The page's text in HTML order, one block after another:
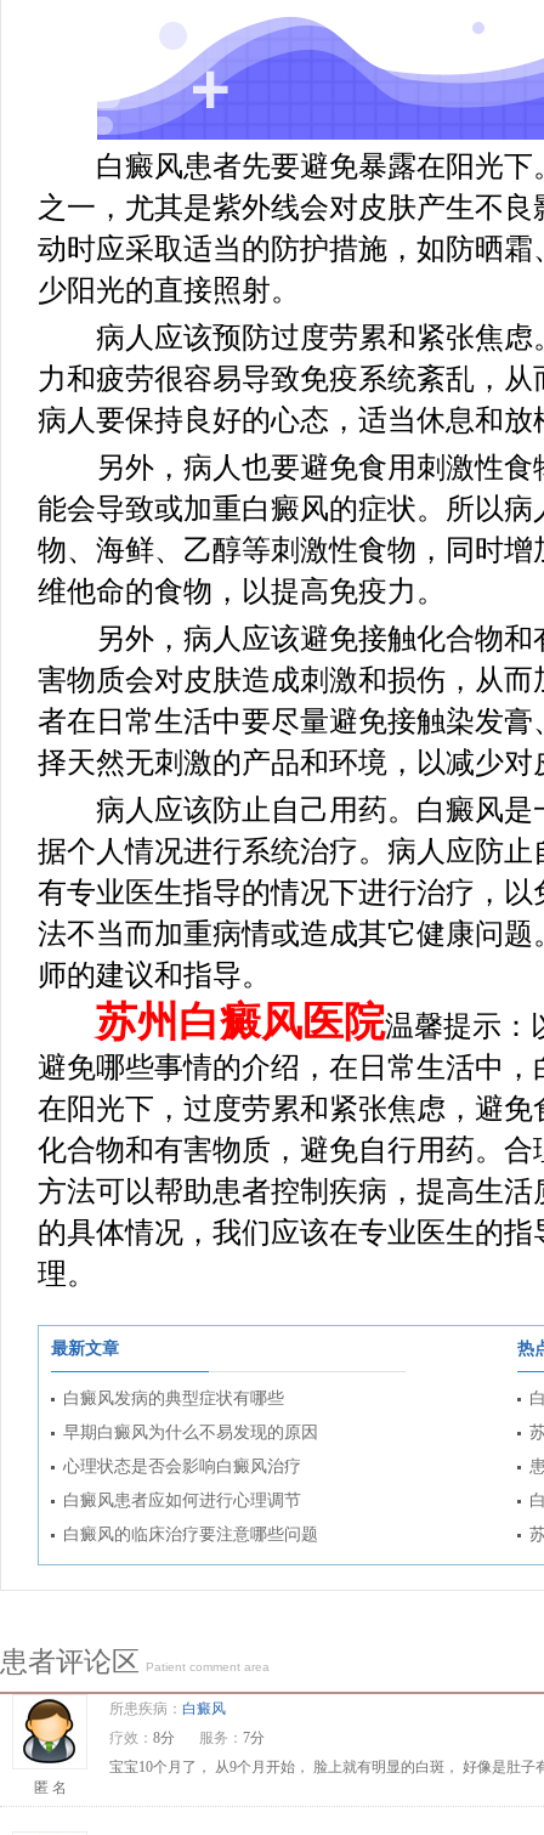
白癜风患者先要避免暴露在阳光下
之一，尤其是紫外线会对皮肤产生不
动时应采取适当的防护措施，如防晒
少阳光的直接照射。
病人应该预防过度劳累和紧张焦虑
力和疲劳很容易导致免疫系统紊乱，
病人要保持良好的心态，适当休息和
另外，病人也要避免食用刺激性食
能会导致或加重白癜风的症状。所以
物、海鲜、乙醇等刺激性食物，同时
维他命的食物，以提高免疫力。
另外，病人应该避免接触化合物和
害物质会对皮肤造成刺激和损伤，从
者在日常生活中要尽量避免接触染发
择天然无刺激的产品和环境，以减少对
病人应该防止自己用药。白癜风是
据个人情况进行系统治疗。病人应防
有专业医生指导的情况下进行治疗，
法不当而加重病情或造成其它健康问
师的建议和指导。
苏州白癜风医院温馨提示：
避免哪些事情的介绍，在日常生活中
在阳光下，过度劳累和紧张焦虑，避
化合物和有害物质，避免自行用药。
方法可以帮助患者控制疾病，提高生
的具体情况，我们应该在专业医生的
理。
最新文章
白癜风发病的典型症状有哪些
早期白癜风为什么不易发现的原因
心理状态是否会影响白癜风治疗
白癜风患者应如何进行心理调节
白癜风的临床治疗要注意哪些问题
热
患者评论区 Patient comment area
匿 名
所患疾病： 白癜风
疗效： 8分 服务： 7分
宝宝10个月了， 从9个月开始， 脸上就有明显的白斑， 好像是肚